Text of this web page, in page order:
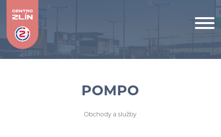
POMPO
Obchody a služby